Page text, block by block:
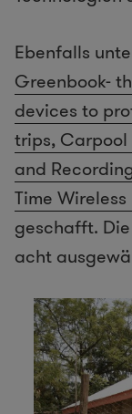
Ebenfalls
Greenbook-
devices to
trips, Carpool
and
Time
geschafft.
acht